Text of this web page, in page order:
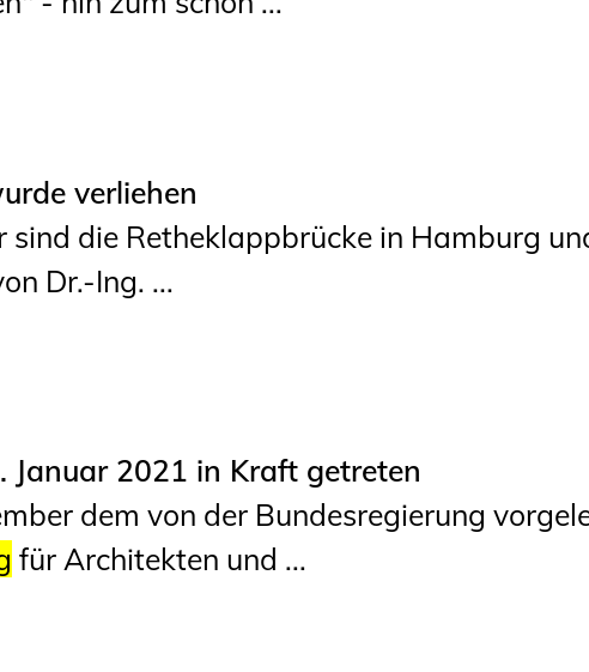
verliehen
sind die Retheklappbrücke in Hamburg
Dr.-Ing. ...
Januar 2021 in Kraft getreten
dem von der Bundesregierung
für Architekten und ...